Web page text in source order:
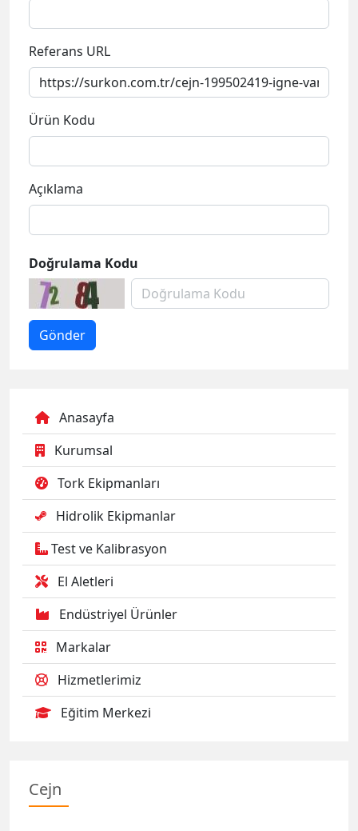
Referans URL
Ürün Kodu
Açıklama
Doğrulama Kodu
Anasayfa
Kurumsal
Tork Ekipmanları
Hidrolik Ekipmanlar
Test ve Kalibrasyon
El Aletleri
Endüstriyel Ürünler
Markalar
Hizmetlerimiz
Eğitim Merkezi
Cejn